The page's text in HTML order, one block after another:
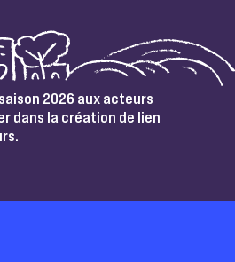
2026 aux acteurs
dans la création de lien